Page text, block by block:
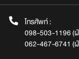
โทรศัพท์ :
098-503-1196 (ฝ่
062-467-6741 (